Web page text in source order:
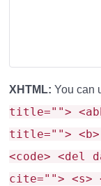
XHTML: You can
title="">
title=""> <b>
<code> <del
cite=""> <s>